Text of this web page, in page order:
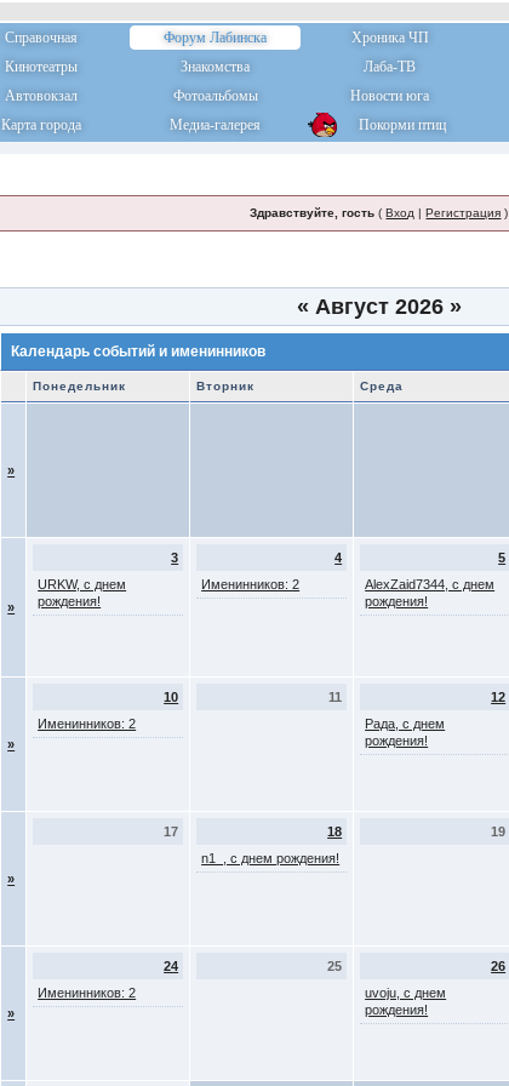
Справочная Форум Лабинска
Хроника ЧП
Кинотеатры Знакомства
Лаба-ТВ
Автовокзал Фотоальбомы
Новости юга
Карта города Медиа-галерея Покорми птиц
Здравствуйте, гость (Вход |Регистрация )
« Август 2026 »
Календарь событий и именинников
Понедельник Вторник Среда
»
»
3
URKW, с днем
рождения!
4
Именинников: 2
5
AlexZaid7344, с днем
рождения!
»
10
Именинников: 2
11
12
Рада, с днем
рождения!
»
17
18
n1_, с днем рождения!
19
»
24
Именинников: 2
25
26
uvoju, с днем
рождения!